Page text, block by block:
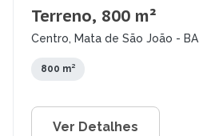
Terreno, 800 m²
Centro, Mata de São João - BA
800 m²
Ver Detalhes